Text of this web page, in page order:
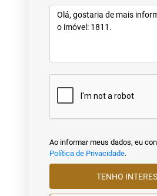
Ao informar meus dados, eu
Política de Privacidade.
TENHO